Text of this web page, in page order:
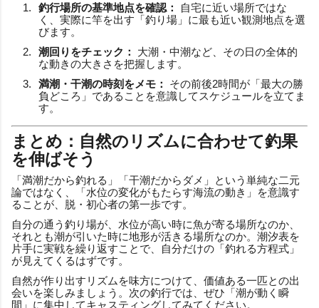
釣行場所の基準地点を確認：
自宅に近い場所ではな
く、実際に竿を出す「釣り場」に最も近い観測地点を選
びます。
潮回りをチェック：
大潮・中潮など、その日の全体的
な動きの大きさを把握します。
満潮・干潮の時刻をメモ：
その前後2時間が「最大の勝
負どころ」であることを意識してスケジュールを立てま
す。
まとめ：自然のリズムに合わせて釣果
を伸ばそう
「満潮だから釣れる」「干潮だからダメ」という単純な二元
論ではなく、「水位の変化がもたらす海流の動き」を意識す
ることが、脱・初心者の第一歩です。
自分の通う釣り場が、水位が高い時に魚が寄る場所なのか、
それとも潮が引いた時に地形が活きる場所なのか。潮汐表を
片手に実戦を繰り返すことで、自分だけの「釣れる方程式」
が見えてくるはずです。
自然が作り出すリズムを味方につけて、価値ある一匹との出
会いを楽しみましょう。次の釣行では、ぜひ「潮が動く瞬
間」に集中してキャスティングしてみてください。